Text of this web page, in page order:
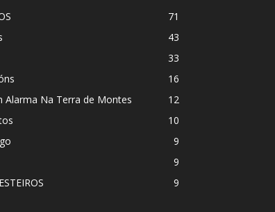
71
43
33
16
Alarma Na Terra de Montes
12
10
9
9
9